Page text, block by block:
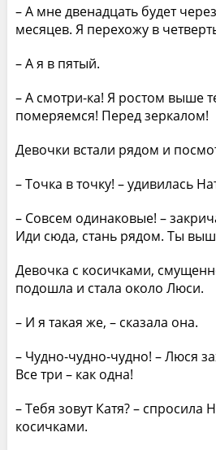
– А мне двенадцать будет
месяцев. Я перехожу в
– А я в пятый.
– А смотри-ка! Я ростом выше
померяемся! Перед зеркалом!
Девочки встали рядом и
– Точка в точку! – удивилась
– Совсем одинаковые! –
Иди сюда, стань рядом. Ты
Девочка с косичками,
подошла и стала около Люси.
– И я такая же, – сказала она.
– Чудно-чудно-чудно! – Люся
Все три – как одна!
– Тебя зовут Катя? – спросила
косичками.